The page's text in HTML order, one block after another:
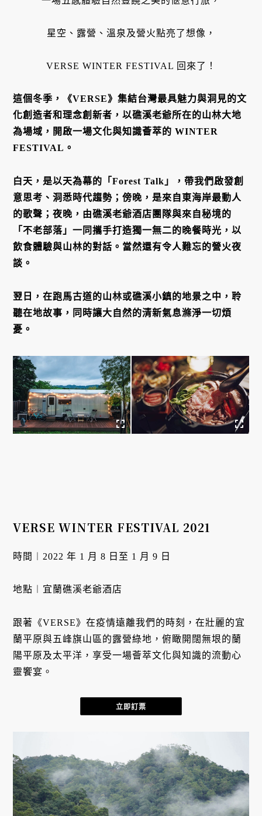
星空、露營、溫泉及營火點亮了想像，
VERSE WINTER FESTIVAL 回來了！
這個冬季，《VERSE》集結台灣最具魅力與洞見的文
化創造者和理念創新者，以礁溪老爺所在的山林大地
為場域，開啟一場文化與知識薈萃的 WINTER
FESTIVAL。
白天，是以天為幕的「Forest Talk」，帶我們啟發創
意思考、洞悉時代趨勢；傍晚，是來自東海岸最動人
的歌聲；夜晚，由礁溪老爺酒店團隊與來自秘境的
「不老部落」一同攜手打造獨一無二的晚餐時光，以
飲食體驗與山林的對話。當然還有令人難忘的營火夜
談。
翌日，在跑馬古道的山林或礁溪小鎮的地景之中，聆
聽在地故事，同時讓大自然的清新氣息滌淨一切煩
憂。
VERSE WINTER FESTIVAL 2021
時間︱2022 年 1 月 8 日至 1 月 9 日
地點︱宜蘭礁溪老爺酒店
跟著《VERSE》在疫情遠離我們的時刻，在壯麗的宜
蘭平原與五峰旗山區的露營綠地，俯瞰開闊無垠的蘭
陽平原及太平洋，享受一場薈萃文化與知識的流動心
靈饗宴。
立即訂票